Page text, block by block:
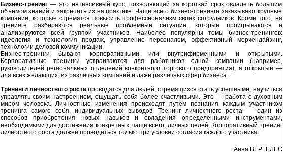
Бизнес-тренинг— это интенсивный курс, позволяющий за короткий срок овладеть большим
объемом знаний и закрепить их на практике. Чаще всего бизнес-тренинги заказывают крупные
компании, которые стремятся повысить профессионализм своих сотрудников. Кроме того, на
тренинге разбираются реальные проблемные ситуации, которые проигрываются и
анализируются всей группой участников. Наиболее популярны темы бизнес-тренингов:
идеология и технология продаж, управление персоналом, эффективный мерчендайзинг,
технологии деловой коммуникации.
Бизнес-тренинги бывают корпоративными или внутрифирменными и открытыми.
Корпоративные тренинги устраиваются для работников одной компании (например,
руководителей региональных отделений конкретного торгового предприятия), а открытые —
для всех желающих, из различных компаний и даже различных сфер бизнеса.
Тренинги личностного ростапроводятся для людей, стремящихся стать успешными, научиться
управлять своим настроением, ощущать себя более счастливыми. Это — работа с духовным
миром человека. Личностные изменения происходят путем познания каждым участником
тренинга самого себя, индивидуальных выводов. Тренинг личностного роста — один из
способов приобретения новых навыков и овладения определенными инструментами,
необходимыми для достижения конкретных, чаще всего, личных целей. Корпоративный тренинг
личностного роста должен проводиться только при условии согласия каждого участника.
Анна ВЕРГЕЛЕС